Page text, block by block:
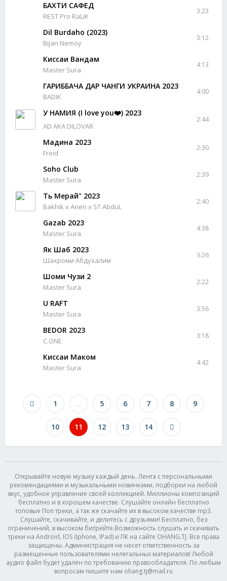
БАХТИ САФЕД
REST Pro RaLiK
3:23
Dil Burdaho (2023)
Bijan Nemoy
3:12
Киссаи Вандам
Master Sura
4:13
ГАРИББАЧА ДАР ЧАНГИ УКРАИНА 2023
BADIK
4:00
У НАМИЯ (I love you❤️) 2023
AD AKA DILOVAR
2:44
Мадина 2023
Freid
2:30
Soho Club
Master Sura
2:39
Ть Мерай" 2023
Bakhik x Anen x ST AbduL
2:40
Gazab 2023
Master Sura
4:38
Як Шаб 2023
Шахроми Абдухалим
3:26
Шоми Чузи 2
Master Sura
2:22
U RAFT
Master Sura
3:56
BEDOR 2023
C.ONE
3:18
Киссаи Маком
Master Sura
4:42
1 ... 5 6 7 8 9
10 11 12 13 14
Открывайте новую музыку каждый день. Лента с персональными
рекомендациями и музыкальными новинками, подборки на любой
вкус, удобное управление своей коллекцией. Миллионы композиций
бесплатно и в хорошем качестве. Слушайте онлайн бесплатно
топовые Поп треки, а так же скачайте их в высоком качестве mp3.
Слушайте, скачивайте, и делитесь с друзьями! Бесплатно, без
ограничений, в высоком битрейте.Возможность слушать и скачивать
треки на Android, IOS (Iphone, IPad) и ПК на сайте OHANG.TJ. Все права
защищены. Администрация не несет ответственность за
размещенные пользователями нелегальных материалов! Любой
аудио файл будет удалён по требованию правообладателя. По любым
вопросам пишите нам ohang.tj@mail.ru